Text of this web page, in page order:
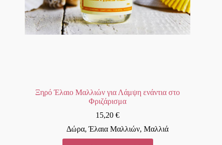
Ξηρό Έλαιο Μαλλιών για Λάμψη ενάντια στο
Φριζάρισμα
15,20€
Δώρα,Έλαια Μαλλιών,Μαλλιά